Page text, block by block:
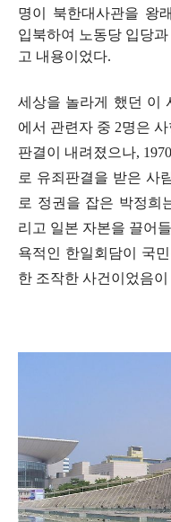
명이 북한대사관을 왕
입북하여 노동당 입당
고 내용이었다.
세상을 놀라게 했던 이
에서 관련자 중 2명은
판결이 내려졌으나,
로 유죄판결을 받은 사
로 정권을 잡은 박정희
리고 일본 자본을 끌어
욕적인 한일회담이 국
한 조작한 사건이었음